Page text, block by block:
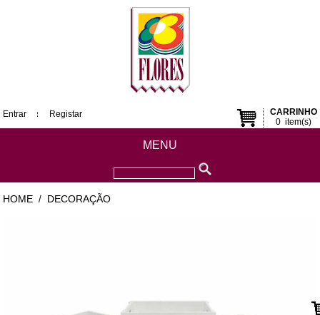
CARRINHO
0item(s)
Entrar Registar
MENU
HOME / DECORAÇÃO